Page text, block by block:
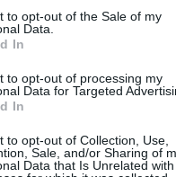
to opt-out of the Sale of my
Data.
In
to opt-out of processing my
Data for Targeted
In
to opt-out of Collection, Use,
Sale, and/or Sharing of
Data that Is Unrelated